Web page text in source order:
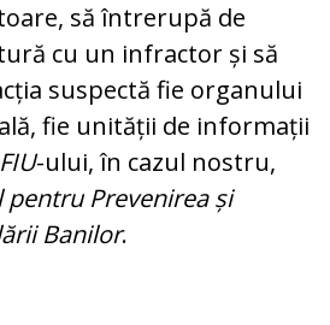
să întrerupă de
cu un infractor și să
suspectă fie organului
fie unității de informații
FIU-ului, în cazul nostru,
Prevenirea și
Banilor.